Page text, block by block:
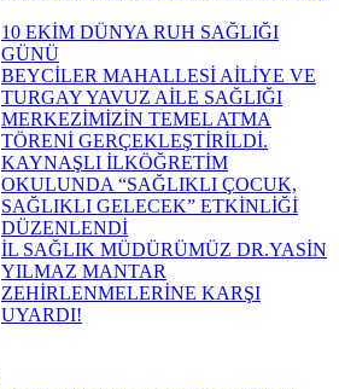
10 EKİM DÜNYA RUH SAĞLIĞI
GÜNÜ
BEYCİLER MAHALLESİ AİLİYE VE
TURGAY YAVUZ AİLE SAĞLIĞI
MERKEZİMİZİN TEMEL ATMA
TÖRENİ GERÇEKLEŞTİRİLDİ.
KAYNAŞLI İLKÖĞRETİM
OKULUNDA “SAĞLIKLI ÇOCUK,
SAĞLIKLI GELECEK” ETKİNLİĞİ
DÜZENLENDİ
İL SAĞLIK MÜDÜRÜMÜZ DR.YASİN
YILMAZ MANTAR
ZEHİRLENMELERİNE KARŞI
UYARDI!